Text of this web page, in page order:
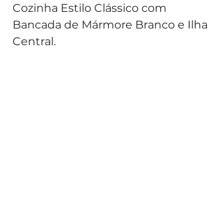
Cozinha Estilo Clássico com
Bancada de Mármore Branco e Ilha
Central.